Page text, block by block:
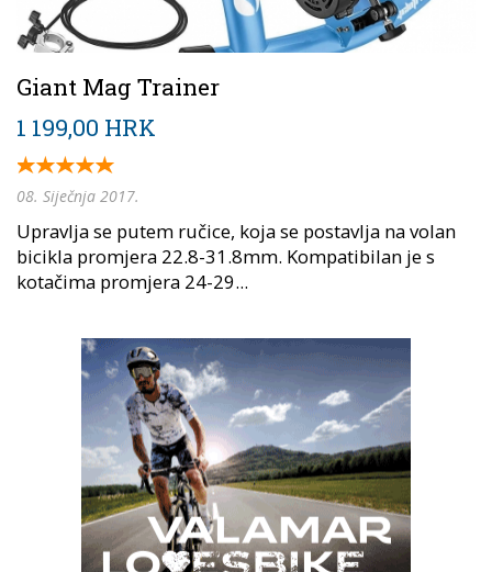
Giant Mag Trainer
1 199,00 HRK
08. Siječnja 2017.
Upravlja se putem ručice, koja se postavlja na volan
bicikla promjera 22.8-31.8mm. Kompatibilan je s
kotačima promjera 24-29...